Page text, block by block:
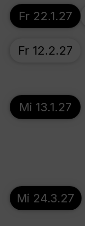
Fr 22.1.27
Fr 12.2.27
Mi 13.1.27
Mi 24.3.27